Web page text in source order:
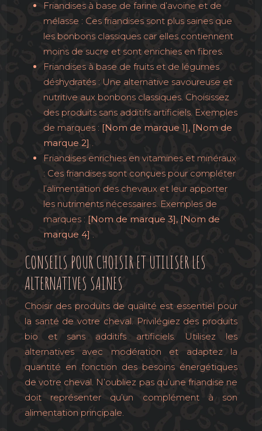
Friandises à base de farine d’avoine et de
mélasse : Ces friandises sont plus saines que
les bonbons classiques car elles contiennent
moins de sucre et sont enrichies en fibres.
Friandises à base de fruits et de légumes
déshydratés : Une alternative savoureuse et
nutritive aux bonbons classiques. Choisissez
des produits sans additifs artificiels. Exemples
de marques : [Nom de marque 1], [Nom de
marque 2] .
Friandises enrichies en vitamines et minéraux
: Ces friandises sont conçues pour compléter
l’alimentation des chevaux et leur apporter
les nutriments nécessaires. Exemples de
marques : [Nom de marque 3], [Nom de
marque 4] .
CONSEILS POUR CHOISIR ET UTILISER LES
ALTERNATIVES SAINES
Choisir des produits de qualité est essentiel pour
la santé de votre cheval. Privilégiez des produits
bio et sans additifs artificiels. Utilisez les
alternatives avec modération et adaptez la
quantité en fonction des besoins énergétiques
de votre cheval. N’oubliez pas qu’une friandise ne
doit représenter qu’un complément à son
alimentation principale.